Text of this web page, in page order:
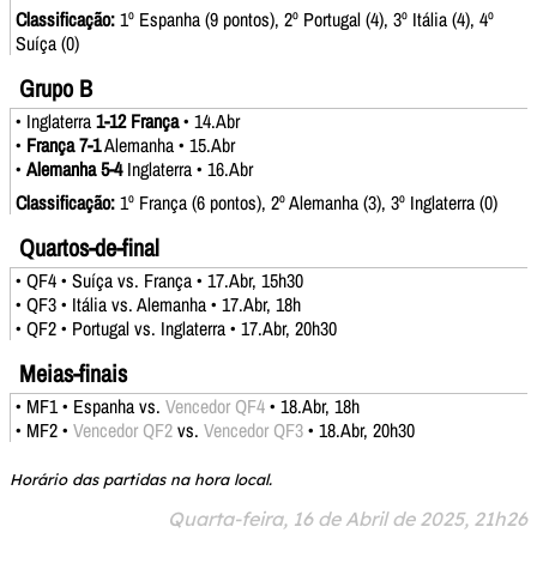
Classificação:1º Espanha (9 pontos), 2º Portugal (4), 3º Itália (4), 4º
Suíça (0)
Grupo B
• Inglaterra1-12 França• 14.Abr
• França 7-1Alemanha • 15.Abr
• Alemanha 5-4Inglaterra • 16.Abr
Classificação:1º França (6 pontos), 2º Alemanha (3), 3º Inglaterra (0)
Quartos-de-final
• QF4 • Suíça vs. França • 17.Abr, 15h30
• QF3 • Itália vs. Alemanha • 17.Abr, 18h
• QF2 • Portugal vs. Inglaterra • 17.Abr, 20h30
Meias-finais
• MF1 • Espanha vs. Vencedor QF4• 18.Abr, 18h
• MF2 • Vencedor QF2vs. Vencedor QF3• 18.Abr, 20h30
Horário das partidas na hora local.
Quarta-feira, 16 de Abril de 2025, 21h26